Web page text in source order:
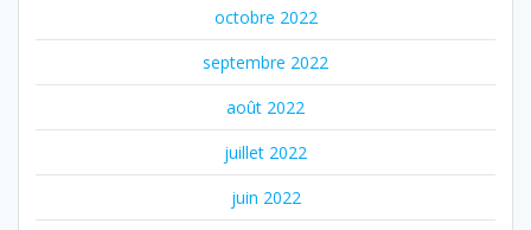
octobre 2022
septembre 2022
août 2022
juillet 2022
juin 2022